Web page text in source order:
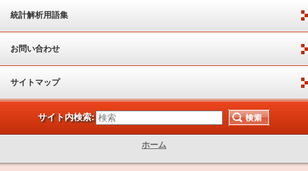
統計解析用語集
お問い合わせ
サイトマップ
サイト内検索:
ホーム